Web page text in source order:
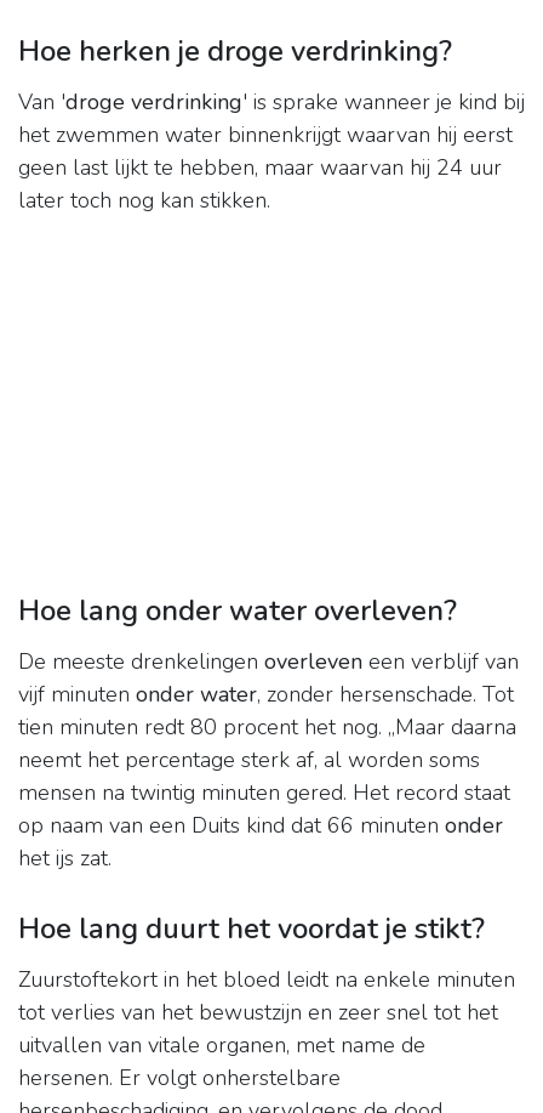
Hoe herken je droge verdrinking?
Van 'droge verdrinking' is sprake wanneer je kind bij
het zwemmen water binnenkrijgt waarvan hij eerst
geen last lijkt te hebben, maar waarvan hij 24 uur
later toch nog kan stikken.
Hoe lang onder water overleven?
De meeste drenkelingen overleven een verblijf van
vijf minuten onder water, zonder hersenschade. Tot
tien minuten redt 80 procent het nog. ,,Maar daarna
neemt het percentage sterk af, al worden soms
mensen na twintig minuten gered. Het record staat
op naam van een Duits kind dat 66 minuten onder
het ijs zat.
Hoe lang duurt het voordat je stikt?
Zuurstoftekort in het bloed leidt na enkele minuten
tot verlies van het bewustzijn en zeer snel tot het
uitvallen van vitale organen, met name de
hersenen. Er volgt onherstelbare